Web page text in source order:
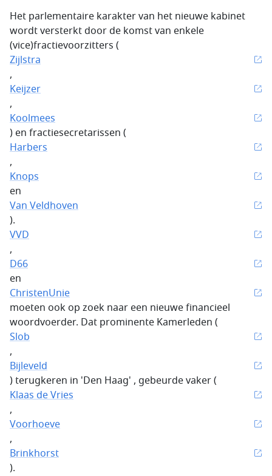
Het parlementaire karakter van het nieuwe kabinet
wordt versterkt door de komst van enkele
(vice)fractievoorzitters (
Zijlstra
,
Keijzer
,
Koolmees
) en fractiesecretarissen (
Harbers
,
Knops
en
Van Veldhoven
).
VVD
,
D66
en
ChristenUnie
moeten ook op zoek naar een nieuwe financieel
woordvoerder. Dat prominente Kamerleden (
Slob
,
Bijleveld
) terugkeren in 'Den Haag' , gebeurde vaker (
Klaas de Vries
,
Voorhoeve
,
Brinkhorst
).